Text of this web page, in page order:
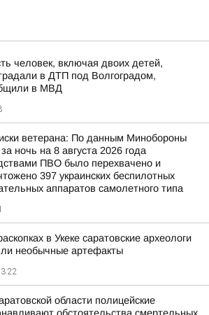
человек, включая двоих детей,
в ДТП под Волгоградом,
в МВД
ветерана: По данным Минобороны
ночь на 8 августа 2026 года
ПВО было перехвачено и
397 украинских беспилотных
аппаратов самолетного типа
в Укеке саратовские археологи
необычные артефакты
области полицейские